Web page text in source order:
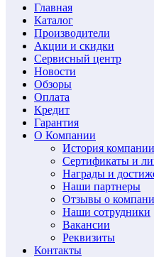
Главная
Каталог
Производители
Акции и скидки
Сервисный центр
Новости
Обзоры
Оплата
Кредит
Гарантия
О Компании
История компании
Сертификаты и
Награды и
Наши партнеры
Отзывы о
Наши сотрудники
Вакансии
Реквизиты
Контакты